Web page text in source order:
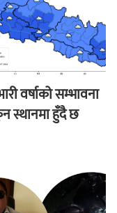
वर्षाको सम्भावना
स्थानमा हुँदै छ